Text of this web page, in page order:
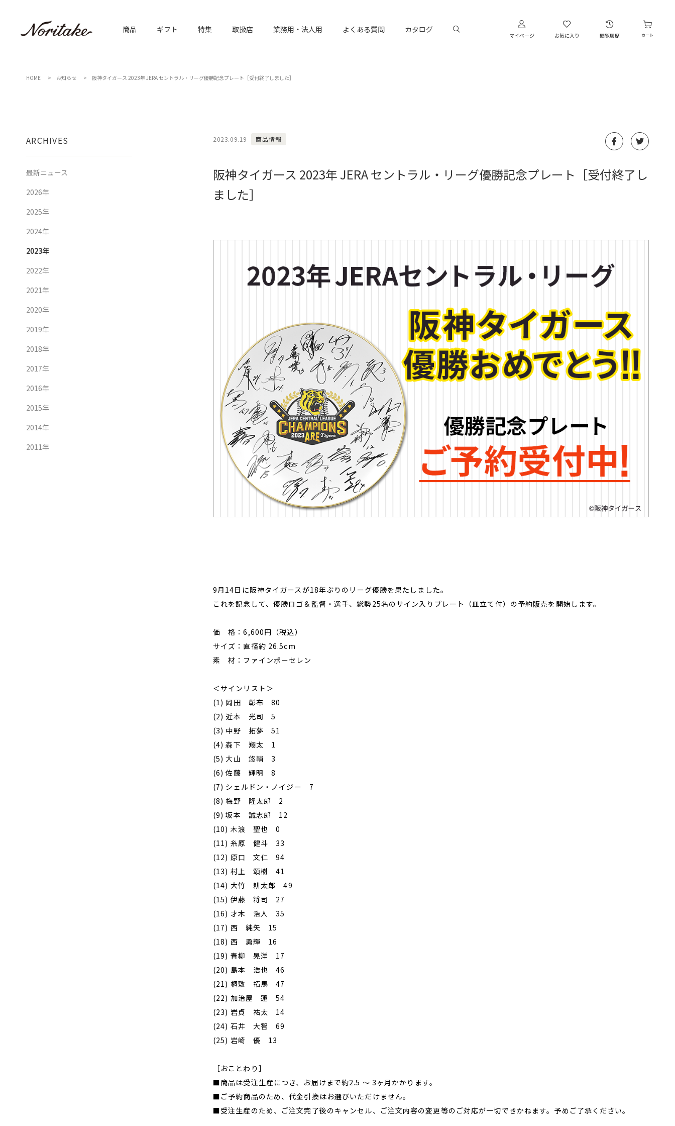
商品 ギフト 特集 取扱店 業務用・法人用 よくある質問 カタログ
マイページ お気に入り 閲覧履歴 カート
HOME お知らせ 阪神タイガース 2023年 JERA セントラル・リーグ優勝記念プレート［受付終了しました］
ARCHIVES
最新ニュース
2026年
2025年
2024年
2023年
2022年
2021年
2020年
2019年
2018年
2017年
2016年
2015年
2014年
2011年
2023.09.19 商品情報
阪神タイガース 2023年 JERA セントラル・リーグ優勝記念プレート［受付終了し
ました］
9月14日に阪神タイガースが18年ぶりのリーグ優勝を果たしました。
これを記念して、優勝ロゴ＆監督・選手、総勢25名のサイン入りプレート（皿立て付）の予約販売を開始します。
価 格：6,600円（税込）
サイズ：直径約 26.5cm
素 材：ファインポーセレン
＜サインリスト＞
(1) 岡田 彰布 80
(2) 近本 光司 5
(3) 中野 拓夢 51
(4) 森下 翔太 1
(5) 大山 悠輔 3
(6) 佐藤 輝明 8
(7) シェルドン・ノイジー 7
(8) 梅野 隆太郎 2
(9) 坂本 誠志郎 12
(10) 木浪 聖也 0
(11) 糸原 健斗 33
(12) 原口 文仁 94
(13) 村上 頌樹 41
(14) 大竹 耕太郎 49
(15) 伊藤 将司 27
(16) 才木 浩人 35
(17) 西 純矢 15
(18) 西 勇輝 16
(19) 青柳 晃洋 17
(20) 島本 浩也 46
(21) 桐敷 拓馬 47
(22) 加治屋 蓮 54
(23) 岩貞 祐太 14
(24) 石井 大智 69
(25) 岩崎 優 13
［おことわり］
■商品は受注生産につき、お届けまで約2.5 ～ 3ヶ月かかります。
■ご予約商品のため、代金引換はお選びいただけません。
■受注生産のため、ご注文完了後のキャンセル、ご注文内容の変更等のご対応が一切できかねます。予めご了承ください。